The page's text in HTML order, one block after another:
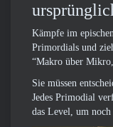
Kämpfe im
Primordials und
“Makro über
Sie müssen
Jedes Primodial
das Level, um